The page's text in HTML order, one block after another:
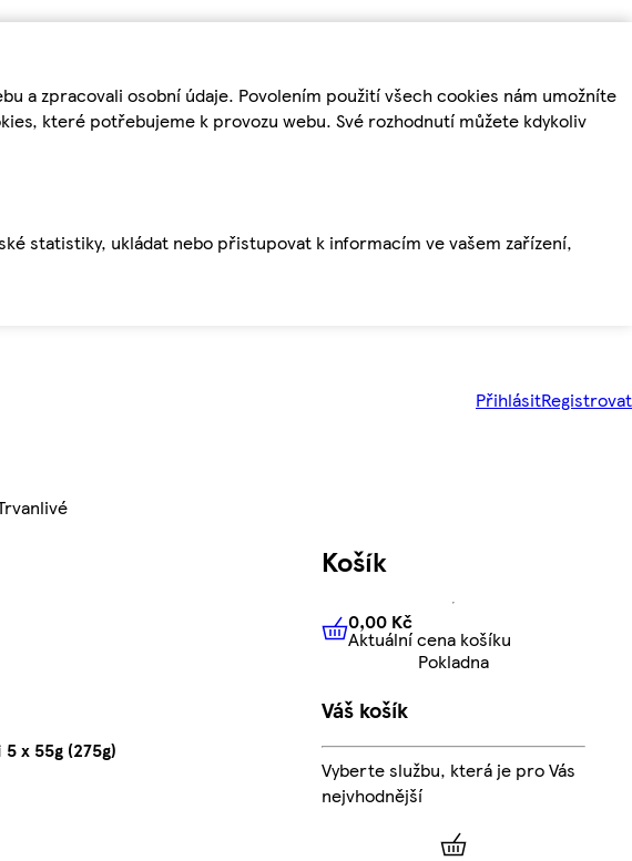
a zpracovali osobní údaje. Povolením použití všech cookies nám umožníte
které potřebujeme k provozu webu. Své rozhodnutí můžete kdykoliv
statistiky, ukládat nebo přistupovat k informacím ve vašem zařízení,
PřihlásitRegistrovat
x 55g (275g)
Košík
0,00 KčAktuální cena košíku
0,00 Kč
Aktuální cena košíku
Pokladna
Váš košík
Vyberte službu, která je pro Vás
nejvhodnější